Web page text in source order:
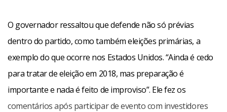
O governador ressaltou que defende não só prévias
dentro do partido, como também eleições primárias, a
exemplo do que ocorre nos Estados Unidos. “Ainda é cedo
para tratar de eleição em 2018, mas preparação é
importante e nada é feito de improviso”. Ele fez os
comentários após participar de evento com investidores